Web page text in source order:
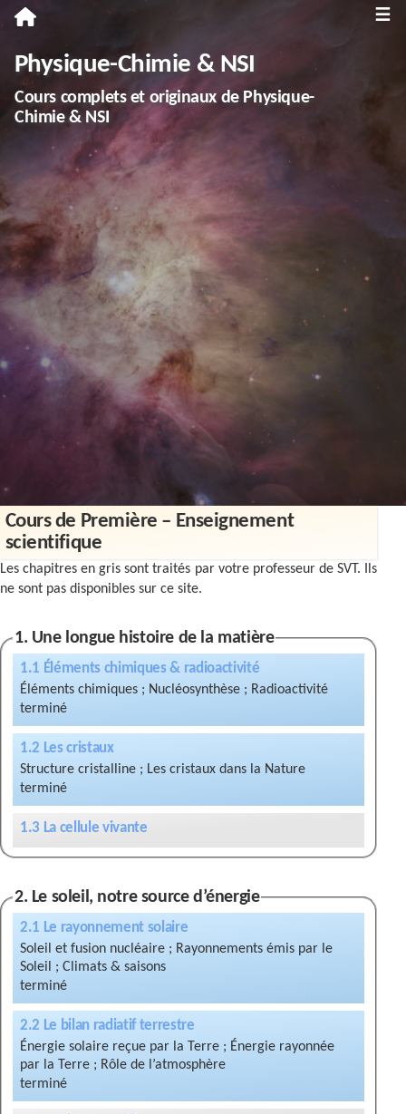
≡
Spécialité Physique-Chimie
Enseignement scientifique
Terminale
Spécialité Physique-Chimie
Spécialité NSI
Enseignement scientifique
Troisième
Annales
Divers
Physique-Chimie & NSI
Cours complets et originaux de Physique-
Chimie & NSI
Cours de Première – Enseignement
scientifique
Les chapitres en gris sont traités par votre professeur de SVT. Ils
ne sont pas disponibles sur ce site.
1. Une longue histoire de la matière
1.1 Éléments chimiques & radioactivité
Éléments chimiques ; Nucléosynthèse ; Radioactivité
1.2 Les cristaux
Structure cristalline ; Les cristaux dans la Nature
1.3 La cellule vivante
2. Le soleil, notre source d’énergie
2.1 Le rayonnement solaire
Soleil et fusion nucléaire ; Rayonnements émis par le
Soleil ; Climats & saisons
2.2 Le bilan radiatif terrestre
Énergie solaire reçue par la Terre ; Énergie rayonnée
par la Terre ; Rôle de l’atmosphère